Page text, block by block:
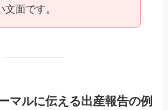
文面です。
マルに伝える出産報告の例